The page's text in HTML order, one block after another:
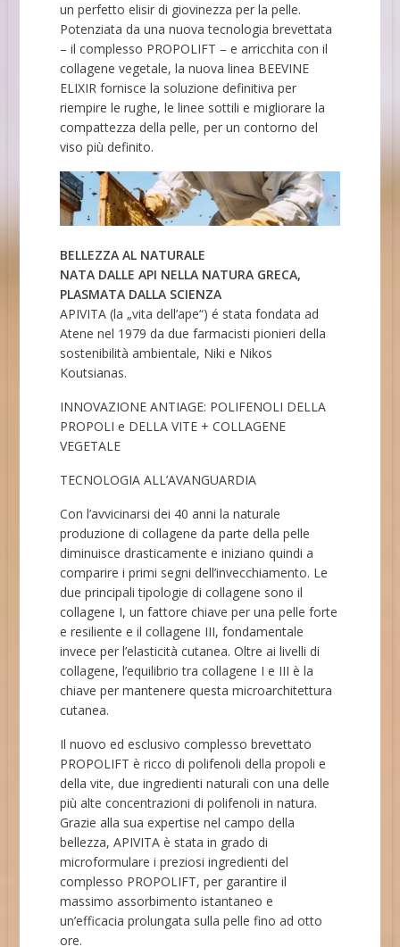
un perfetto elisir di giovinezza per la pelle.
Potenziata da una nuova tecnologia brevettata
– il complesso PROPOLIFT – e arricchita con il
collagene vegetale, la nuova linea BEEVINE
ELIXIR fornisce la soluzione definitiva per
riempire le rughe, le linee sottili e migliorare la
compattezza della pelle, per un contorno del
viso più definito.
BELLEZZA AL NATURALE
NATA DALLE API NELLA NATURA GRECA,
PLASMATA DALLA SCIENZA
APIVITA (la „vita dell’ape“) é stata fondata ad
Atene nel 1979 da due farmacisti pionieri della
sostenibilità ambientale, Niki e Nikos
Koutsianas.
INNOVAZIONE ANTIAGE: POLIFENOLI DELLA
PROPOLI e DELLA VITE + COLLAGENE
VEGETALE
TECNOLOGIA ALL’AVANGUARDIA
Con l’avvicinarsi dei 40 anni la naturale
produzione di collagene da parte della pelle
diminuisce drasticamente e iniziano quindi a
comparire i primi segni dell’invecchiamento. Le
due principali tipologie di collagene sono il
collagene I, un fattore chiave per una pelle forte
e resiliente e il collagene III, fondamentale
invece per l’elasticità cutanea. Oltre ai livelli di
collagene, l’equilibrio tra collagene I e III è la
chiave per mantenere questa microarchitettura
cutanea.
Il nuovo ed esclusivo complesso brevettato
PROPOLIFT è ricco di polifenoli della propoli e
della vite, due ingredienti naturali con una delle
più alte concentrazioni di polifenoli in natura.
Grazie alla sua expertise nel campo della
bellezza, APIVITA è stata in grado di
microformulare i preziosi ingredienti del
complesso PROPOLIFT, per garantire il
massimo assorbimento istantaneo e
un’efficacia prolungata sulla pelle fino ad otto
ore.